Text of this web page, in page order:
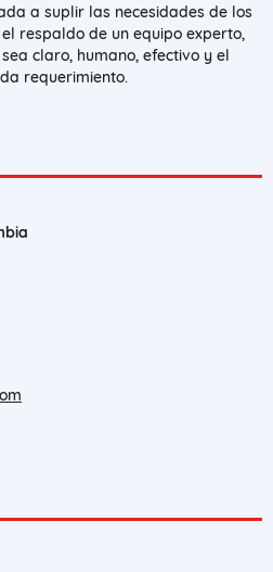
a suplir las necesidades de los
respaldo de un equipo experto,
claro, humano, efectivo y el
requerimiento.